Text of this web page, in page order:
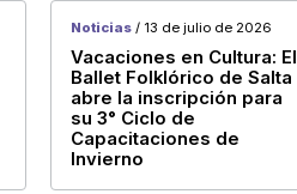
Noticias / 13 de julio de 2026
Vacaciones en Cultura: El
Ballet Folklórico de Salta
abre la inscripción para
su 3° Ciclo de
Capacitaciones de
Invierno